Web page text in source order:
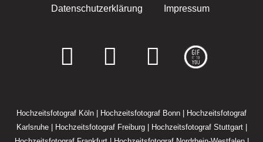
Datenschutzerklärung Impressum
F
c
e
I
s
t
E
v
e
Hochzeitsfotograf Köln Hochzeitsfotograf Bonn
Hochzeitsfotograf
Karlsruhe| Hochzeitsfotograf Freiburg| Hochzeitsfotograf Stuttgart|